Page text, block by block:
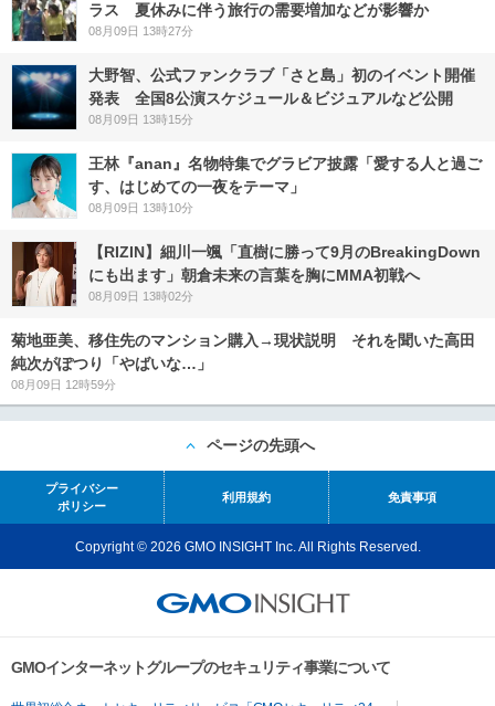
ラス 夏休みに伴う旅行の需要増加などが影響か
08月09日 13時27分
大野智、公式ファンクラブ「さと島」初のイベント開催
発表 全国8公演スケジュール＆ビジュアルなど公開
08月09日 13時15分
王林『anan』名物特集でグラビア披露「愛する人と過ご
す、はじめての一夜をテーマ」
08月09日 13時10分
【RIZIN】細川一颯「直樹に勝って9月のBreakingDown
にも出ます」朝倉未来の言葉を胸にMMA初戦へ
08月09日 13時02分
菊地亜美、移住先のマンション購入→現状説明 それを聞いた高田
純次がぽつり「やばいな…」
08月09日 12時59分
ページの先頭へ
プライバシー
ポリシー
利用規約 免責事項
Copyright © 2026 GMO INSIGHT Inc. All Rights Reserved.
GMOインターネットグループのセキュリティ事業について